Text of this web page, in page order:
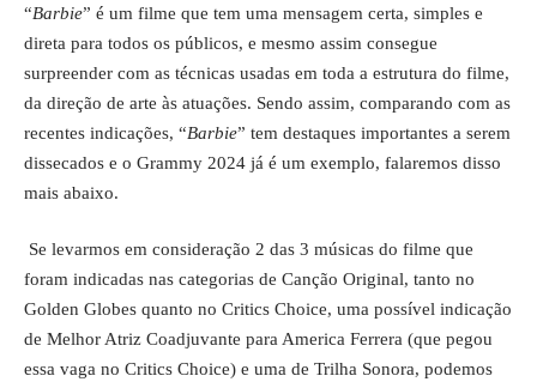
“Barbie” é um filme que tem uma mensagem certa, simples e
direta para todos os públicos, e mesmo assim consegue
surpreender com as técnicas usadas em toda a estrutura do filme,
da direção de arte às atuações. Sendo assim, comparando com as
recentes indicações, “Barbie” tem destaques importantes a serem
dissecados e o Grammy 2024 já é um exemplo, falaremos disso
mais abaixo.
Se levarmos em consideração 2 das 3 músicas do filme que
foram indicadas nas categorias de Canção Original, tanto no
Golden Globes quanto no Critics Choice, uma possível indicação
de Melhor Atriz Coadjuvante para America Ferrera (que pegou
essa vaga no Critics Choice) e uma de Trilha Sonora, podemos